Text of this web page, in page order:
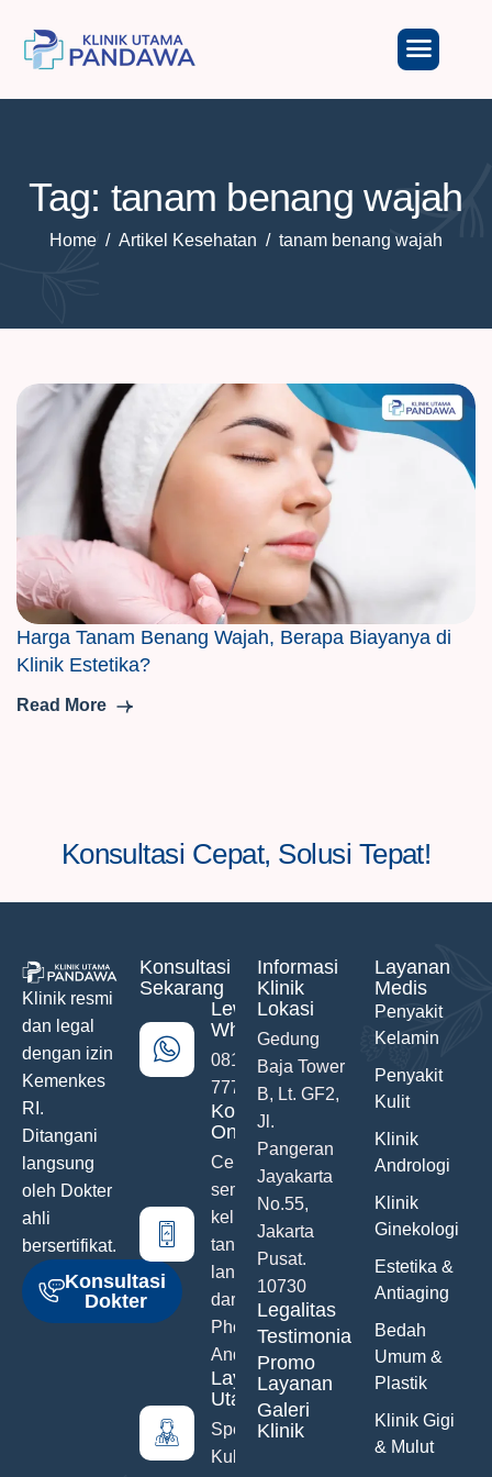
Tag: tanam benang wajah
Home Artikel Kesehatan tanam benang wajah
Harga Tanam Benang Wajah, Berapa Biayanya di
Klinik Estetika?
Read More
Konsultasi Cepat, Solusi Tepat!
Klinik resmi
dan legal
dengan izin
Kemenkes
RI.
Ditangani
langsung
oleh Dokter
ahli
bersertifikat.
Konsultasi
Dokter
Konsultasi
Sekarang
Lewat
WhatsApp
0811-742-
777
Konsultasi
Online
Ceritakan
semua
keluhanmu
tanpa malu
langsung
dari Hand
Phone
Anda
Layanan
Utama
Spesialis
Kulit &
Informasi
Klinik
Lokasi
Gedung
Baja Tower
B, Lt. GF2,
Jl.
Pangeran
Jayakarta
No.55,
Jakarta
Pusat.
10730
Legalitas
Testimonials
Promo
Layanan
Galeri
Klinik
Layanan
Medis
Penyakit
Kelamin
Penyakit
Kulit
Klinik
Andrologi
Klinik
Ginekologi
Estetika &
Antiaging
Bedah
Umum &
Plastik
Klinik Gigi
& Mulut